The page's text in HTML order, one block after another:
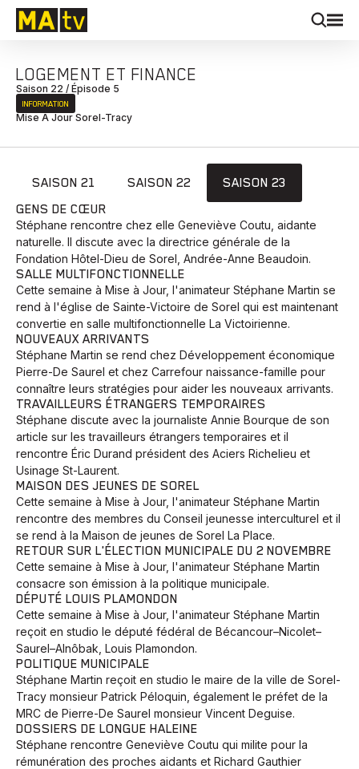
LOGEMENT ET FINANCE
Saison 22 / Épisode 5
INFORMATION
Mise À Jour Sorel-Tracy
SAISON 21 SAISON 22
SAISON 23
GENS DE CŒUR
Stéphane rencontre chez elle Geneviève Coutu, aidante
naturelle. Il discute avec la directrice générale de la
Fondation Hôtel-Dieu de Sorel, Andrée-Anne Beaudoin.
SALLE MULTIFONCTIONNELLE
Cette semaine à Mise à Jour, l'animateur Stéphane Martin se
rend à l'église de Sainte-Victoire de Sorel qui est maintenant
convertie en salle multifonctionnelle La Victoirienne.
NOUVEAUX ARRIVANTS
Stéphane Martin se rend chez Développement économique
Pierre-De Saurel et chez Carrefour naissance-famille pour
connaître leurs stratégies pour aider les nouveaux arrivants.
TRAVAILLEURS ÉTRANGERS TEMPORAIRES
Stéphane discute avec la journaliste Annie Bourque de son
article sur les travailleurs étrangers temporaires et il
rencontre Éric Durand président des Aciers Richelieu et
Usinage St-Laurent.
MAISON DES JEUNES DE SOREL
Cette semaine à Mise à Jour, l'animateur Stéphane Martin
rencontre des membres du Conseil jeunesse interculturel et il
se rend à la Maison de jeunes de Sorel La Place.
RETOUR SUR L'ÉLECTION MUNICIPALE DU 2 NOVEMBRE
Cette semaine à Mise à Jour, l'animateur Stéphane Martin
consacre son émission à la politique municipale.
DÉPUTÉ LOUIS PLAMONDON
Cette semaine à Mise à Jour, l'animateur Stéphane Martin
reçoit en studio le député fédéral de Bécancour–Nicolet–
Saurel–Alnôbak, Louis Plamondon.
POLITIQUE MUNICIPALE
Stéphane Martin reçoit en studio le maire de la ville de Sorel-
Tracy monsieur Patrick Péloquin, également le préfet de la
MRC de Pierre-De Saurel monsieur Vincent Deguise.
DOSSIERS DE LONGUE HALEINE
Stéphane rencontre Geneviève Coutu qui milite pour la
rémunération des proches aidants et Richard Gauthier